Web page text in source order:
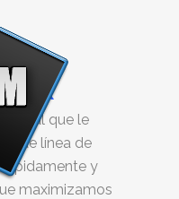
que le
de línea de
y
maximizamos